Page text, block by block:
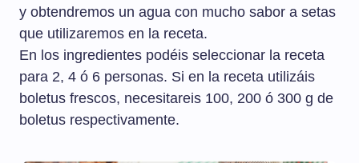
y obtendremos un agua con mucho sabor a setas
que utilizaremos en la receta.
En los ingredientes podéis seleccionar la receta
para 2, 4 ó 6 personas. Si en la receta utilizáis
boletus frescos, necesitareis 100, 200 ó 300 g de
boletus respectivamente.